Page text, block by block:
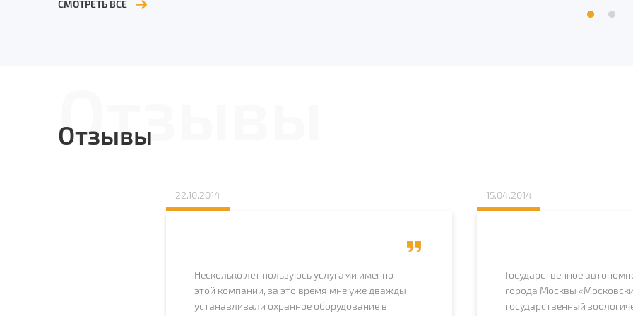
СМОТРЕТЬ ВСЕ
Отзывы
Отзывы
22.10.2014
Несколько лет пользуюсь услугами именно
этой компании, за это время мне уже дважды
устанавливали охранное оборудование в
15.04.2014
Государственное
города Москвы
государственный